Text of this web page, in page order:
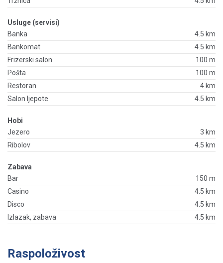
Usluge (servisi)
Banka
4.5 km
Bankomat
4.5 km
Frizerski salon
100 m
Pošta
100 m
Restoran
4 km
Salon ljepote
4.5 km
Hobi
Jezero
3 km
Ribolov
4.5 km
Zabava
Bar
150 m
Casino
4.5 km
Disco
4.5 km
Izlazak, zabava
4.5 km
Raspoloživost